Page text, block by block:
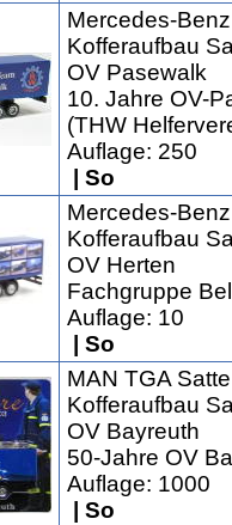
Mercedes-
Kofferaufbau
OV Pasewalk
10. Jahre OV-
(THW
Auflage: 250
| So
Mercedes-
Kofferaufbau
OV Herten
Fachgruppe
Auflage: 10
| So
MAN TGA
Kofferaufbau
OV Bayreuth
50-Jahre OV
Auflage: 1000
| So